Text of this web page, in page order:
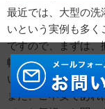
最近では、大型の洗
いという実例も多く
ですので、まずは、
幅をお調べいただき
いただく事を推奨い
また、ご不安であ